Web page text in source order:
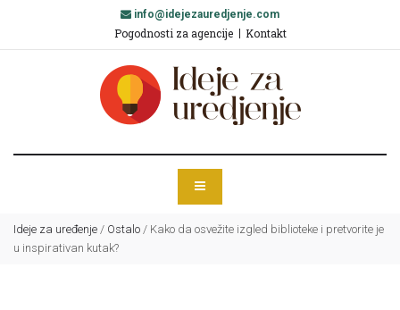
info@idejezauredjenje.com
Pogodnosti za agencije Kontakt
Ideje za uređenje / Ostalo / Kako da osvežite izgled biblioteke i pretvorite je
u inspirativan kutak?